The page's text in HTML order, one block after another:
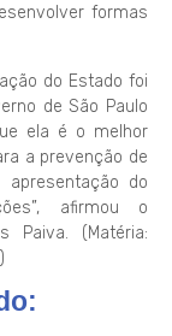
formas
do Estado foi
de São Paulo
ela é o melhor
a prevenção de
do
afirmou o
Paiva. (Matéria: